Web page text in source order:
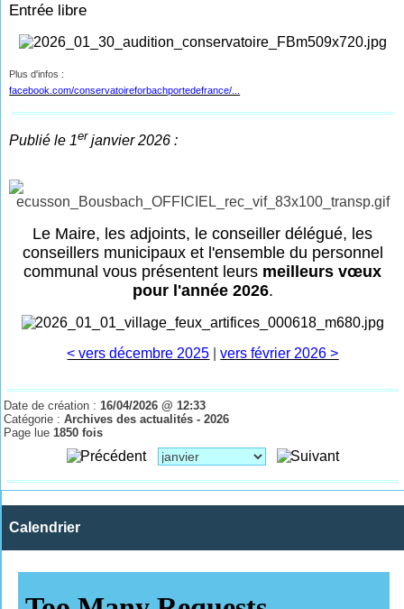
Entrée libre
Plus d'infos :
facebook.com/conservatoireforbachportedefrance/...
Publié le 1er janvier 2026 :
Le Maire, les adjoints, le conseiller délégué, les
conseillers municipaux et l'ensemble du personnel
communal vous présentent leurs meilleurs vœux
pour l'année 2026.
< vers décembre 2025 |vers février 2026 >
Date de création :16/04/2026 @ 12:33
Catégorie :Archives des actualités - 2026
Page lue1850 fois
Calendrier